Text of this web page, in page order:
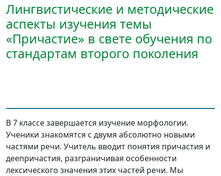
Лингвистические и методические
аспекты изучения темы
«Причастие» в свете обучения по
стандартам второго поколения
В 7 классе завершается изучение морфологии.
Ученики знакомятся с двумя абсолютно новыми
частями речи. Учитель вводит понятия причастия и
деепричастия, разграничивая особенности
лексического значения этих частей речи. Мы